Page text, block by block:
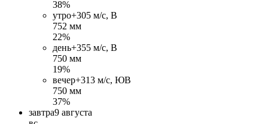
38%
утро+305 м/c, В
752 мм
22%
день+355 м/c, В
750 мм
19%
вечер+313 м/c, ЮВ
750 мм
37%
завтра9 августа